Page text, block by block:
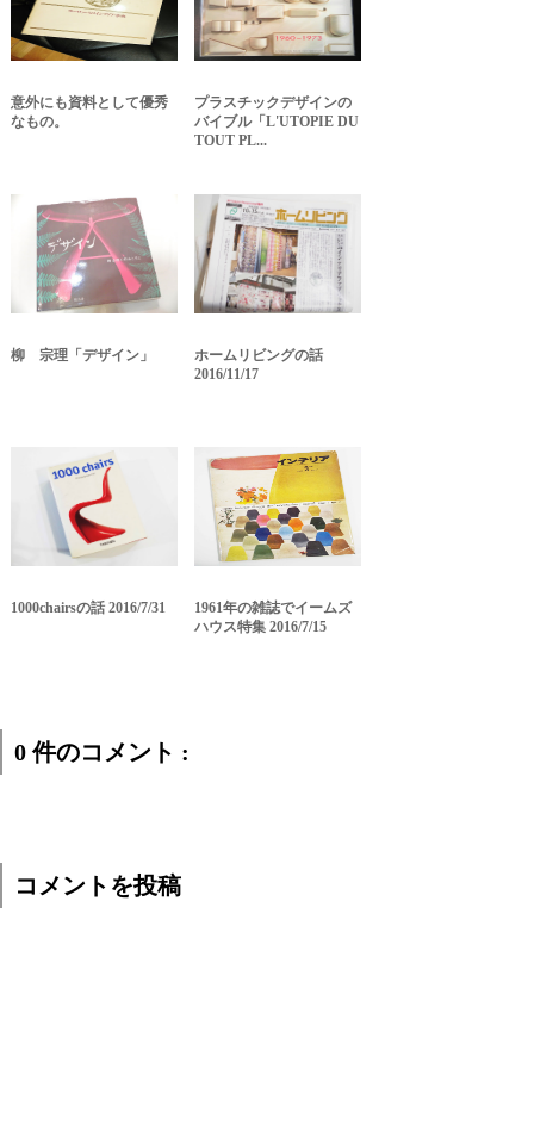
意外にも資料として優秀
なもの。
プラスチックデザインの
バイブル「L'UTOPIE DU
TOUT PL...
柳 宗理「デザイン」
ホームリビングの話
2016/11/17
1000chairsの話 2016/7/31
1961年の雑誌でイームズ
ハウス特集 2016/7/15
0 件のコメント :
コメントを投稿